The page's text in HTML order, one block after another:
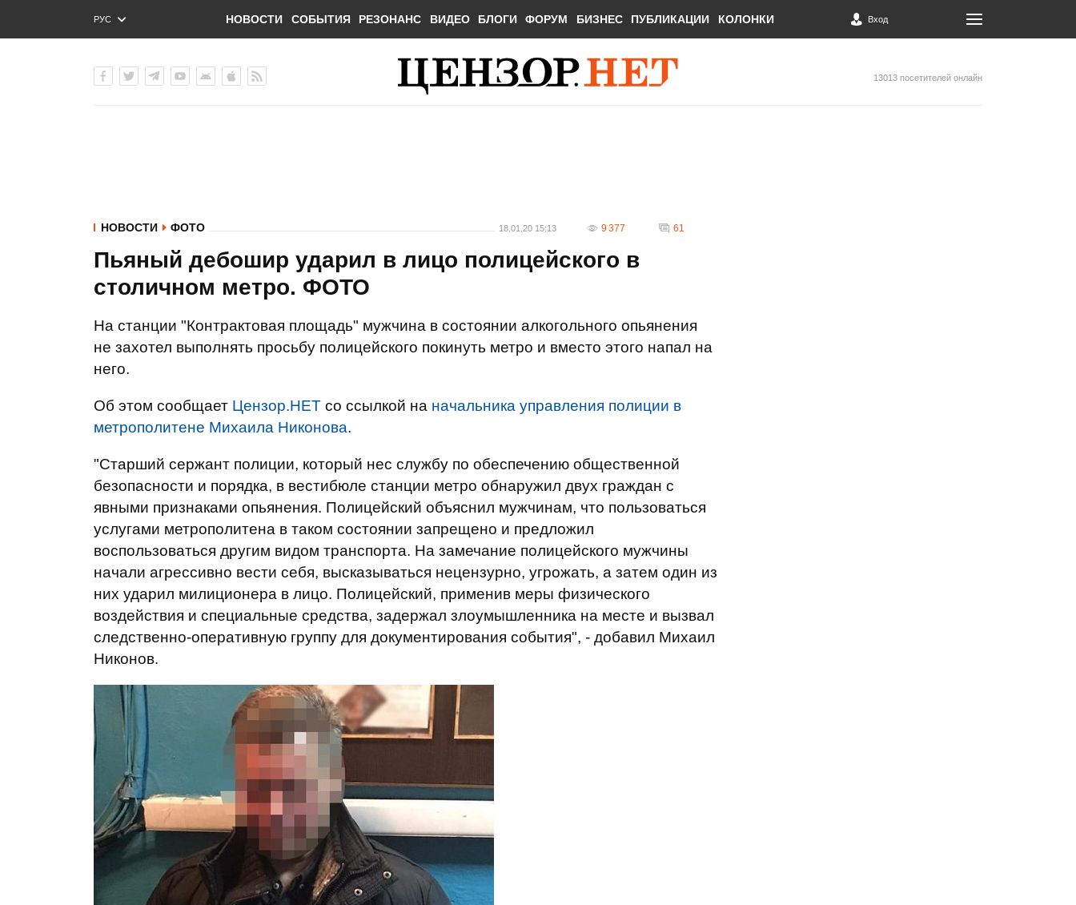
РУС
ENG
НОВОСТИ СОБЫТИЯ РЕЗОНАНС ВИДЕО БЛОГИ ФОРУМ БИЗНЕС ПУБЛИКАЦИИ КОЛОНКИ Вход
13013 посетителей онлайн
НОВОСТИ ФОТО 18.01.20 15:13 9 377 61
Пьяный дебошир ударил в лицо полицейского в
столичном метро. ФОТО
На станции "Контрактовая площадь" мужчина в состоянии алкогольного опьянения
не захотел выполнять просьбу полицейского покинуть метро и вместо этого напал на
него.
Об этом сообщает Цензор.НЕТ со ссылкой на начальника управления полиции в
метрополитене Михаила Никонова.
"Старший сержант полиции, который нес службу по обеспечению общественной
безопасности и порядка, в вестибюле станции метро обнаружил двух граждан с
явными признаками опьянения. Полицейский объяснил мужчинам, что пользоваться
услугами метрополитена в таком состоянии запрещено и предложил
воспользоваться другим видом транспорта. На замечание полицейского мужчины
начали агрессивно вести себя, высказываться нецензурно, угрожать, а затем один из
них ударил милиционера в лицо. Полицейский, применив меры физического
воздействия и специальные средства, задержал злоумышленника на месте и вызвал
следственно-оперативную группу для документирования события", - добавил Михаил
Никонов.